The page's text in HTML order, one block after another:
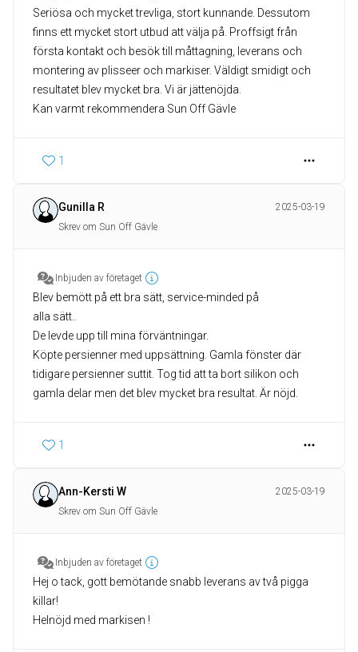
Seriösa och mycket trevliga, stort kunnande. Dessutom
finns ett mycket stort utbud att välja på. Proffsigt från
första kontakt och besök till måttagning, leverans och
montering av plisseer och markiser. Väldigt smidigt och
resultatet blev mycket bra. Vi är jättenöjda.
Kan varmt rekommendera Sun Off Gävle
1
Gunilla R
2025-03-19
Skrev om Sun Off Gävle
Inbjuden av företaget
Blev bemött på ett bra sätt, service-minded på
alla sätt..
De levde upp till mina förväntningar.
Köpte persienner med uppsättning. Gamla fönster där
tidigare persienner suttit. Tog tid att ta bort silikon och
gamla delar men det blev mycket bra resultat. Är nöjd.
1
Ann-Kersti W
2025-03-19
Skrev om Sun Off Gävle
Inbjuden av företaget
Hej o tack, gott bemötande snabb leverans av två pigga
killar!
Helnöjd med markisen !